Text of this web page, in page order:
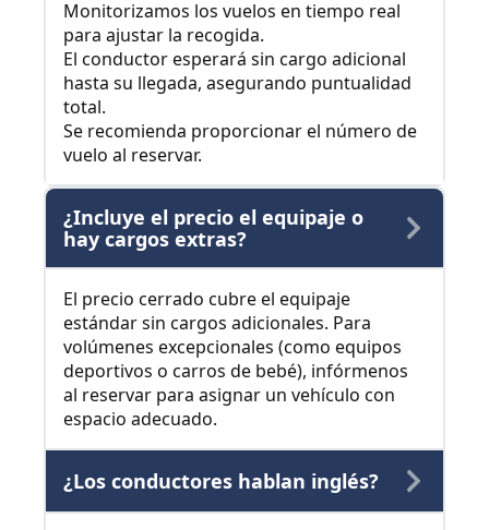
Monitorizamos los vuelos en tiempo real
para ajustar la recogida.
El conductor esperará sin cargo adicional
hasta su llegada, asegurando puntualidad
total.
Se recomienda proporcionar el número de
vuelo al reservar.
¿Incluye el precio el equipaje o
hay cargos extras?
El precio cerrado cubre el equipaje
estándar sin cargos adicionales. Para
volúmenes excepcionales (como equipos
deportivos o carros de bebé), infórmenos
al reservar para asignar un vehículo con
espacio adecuado.
¿Los conductores hablan inglés?